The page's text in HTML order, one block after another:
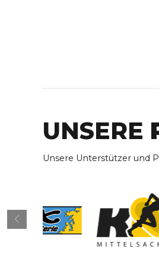
UNSERE
Unsere Unterstützer und